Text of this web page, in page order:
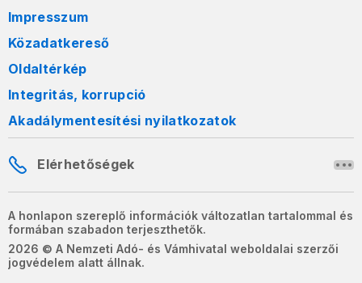
Impresszum
Közadatkereső
Oldaltérkép
Integritás, korrupció
Akadálymentesítési nyilatkozatok
Elérhetőségek
A honlapon szereplő információk változatlan tartalommal és
formában szabadon terjeszthetők.
2026 © A Nemzeti Adó- és Vámhivatal weboldalai szerzői
jogvédelem alatt állnak.